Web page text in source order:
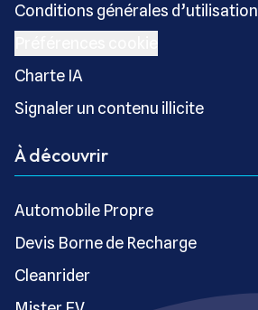
Conditions générales d’utilisation
Charte IA
Signaler un contenu illicite
À découvrir
Automobile Propre
Devis Borne de Recharge
Cleanrider